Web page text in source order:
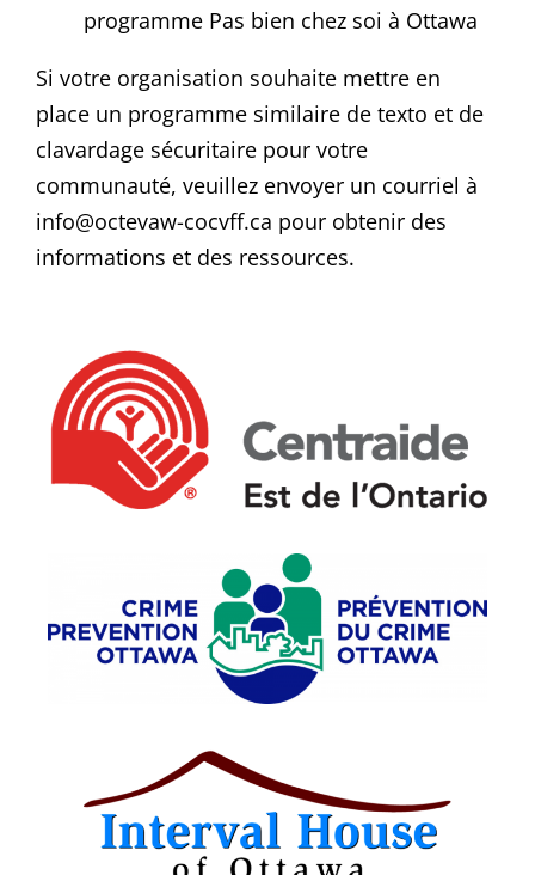
programme Pas bien chez soi à Ottawa
Si votre organisation souhaite mettre en
place un programme similaire de texto et de
clavardage sécuritaire pour votre
communauté, veuillez envoyer un courriel à
info@octevaw-cocvff.ca pour obtenir des
informations et des ressources.